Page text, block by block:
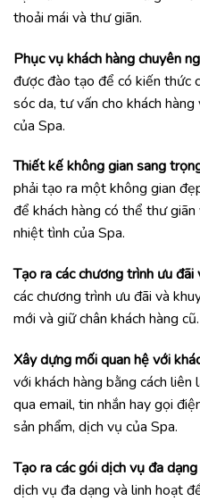
thoải mái và thư giãn.
Phục vụ khách hàng chuyên
được đào tạo để có kiến thức
sóc da, tư vấn cho khách
của Spa.
Thiết kế không gian sang
phải tạo ra một không gian
để khách hàng có thể thư
nhiệt tình của Spa.
Tạo ra các chương trình ưu
các chương trình ưu đãi và
mới và giữ chân khách hàng cũ.
Xây dựng mối quan hệ với
với khách hàng bằng cách
qua email, tin nhắn hay gọi
sản phẩm, dịch vụ của Spa.
Tạo ra các gói dịch vụ đa
dịch vụ đa dạng và linh hoạt